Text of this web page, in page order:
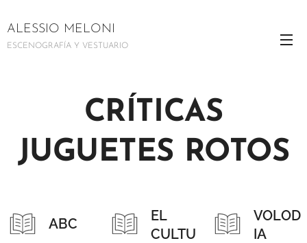
ALESSIO MELONI
ESCENOGRAFÍA Y VESTUARIO
CRÍTICAS
JUGUETES ROTOS
ABC
EL
CULTU
VOLOD
IA